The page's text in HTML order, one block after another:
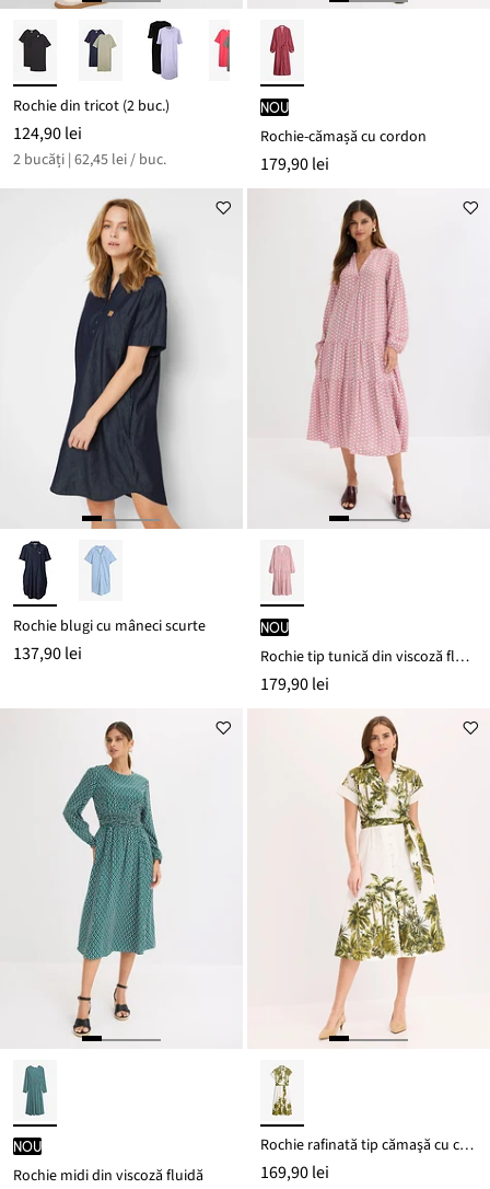
Rochie din tricot (2 buc.)
124,90 lei
2 bucăți | 62,45 lei / buc.
nou
Rochie-cămașă cu cordon
179,90 lei
Rochie blugi cu mâneci scurte
137,90 lei
nou
Rochie tip tunică din viscoză fluidă
179,90 lei
nou
Rochie midi din viscoză fluidă
Rochie rafinată tip cămaşă cu cordon în talie
169,90 lei